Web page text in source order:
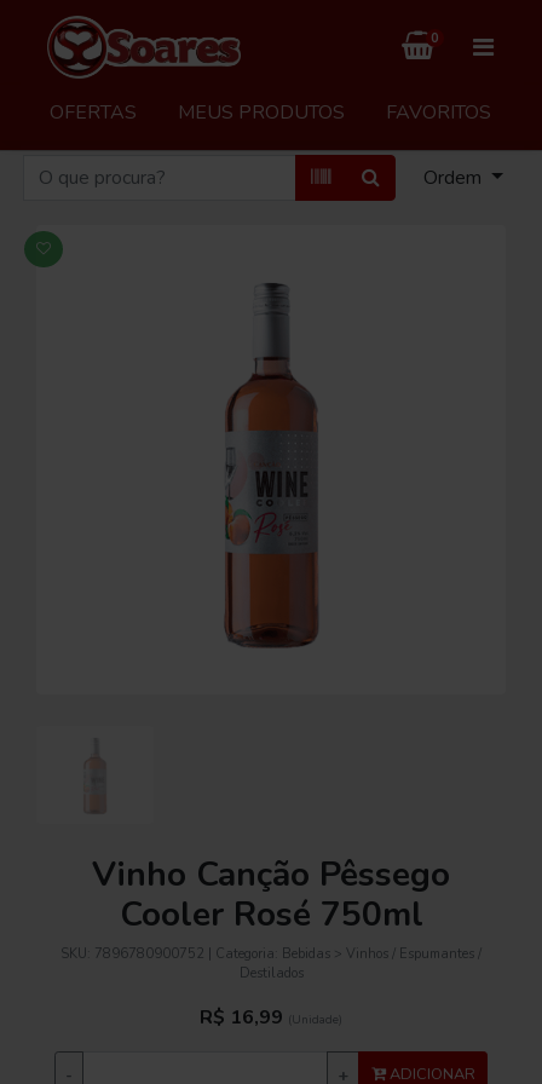
0
OFERTAS MEUS PRODUTOS FAVORITOS
Ordem
Vinho Canção Pêssego
Cooler Rosé 750ml
SKU: 7896780900752 | Categoria: Bebidas > Vinhos / Espumantes /
Destilados
R$ 16,99 (Unidade)
- + ADICIONAR